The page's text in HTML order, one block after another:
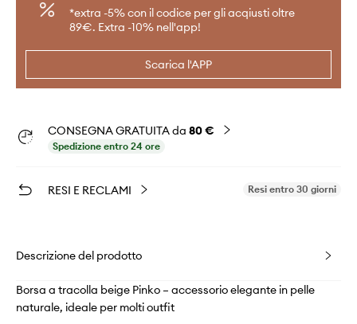
*extra -5% con il codice per gli acqiusti oltre
89€. Extra -10% nell'app!
Scarica l'APP
CONSEGNA GRATUITA da 80 €
Spedizione entro 24 ore
RESI E RECLAMI Resi entro 30 giorni
Descrizione del prodotto
Borsa a tracolla beige Pinko – accessorio elegante in pelle
naturale, ideale per molti outfit